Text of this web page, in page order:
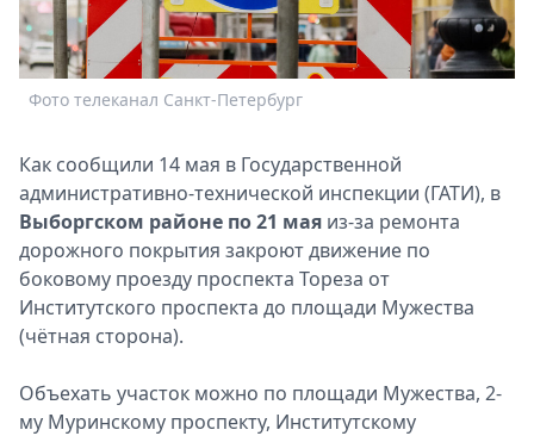
Звезды
Выборы
2026
Скачай
Фото телеканал Санкт-Петербург
Как сообщили 14 мая в Государственной
административно-технической инспекции (ГАТИ), в
Выборгском районе по 21 мая из-за ремонта
дорожного покрытия закроют движение по
боковому проезду проспекта Тореза от
Институтского проспекта до площади Мужества
(чётная сторона).
Объехать участок можно по площади Мужества, 2-
му Муринскому проспекту, Институтскому